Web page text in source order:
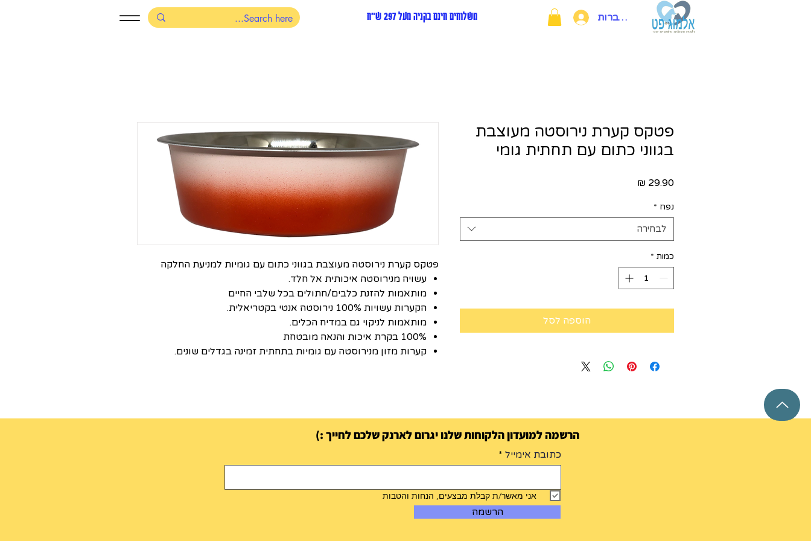
משלוחים חינם בקניה מעל 297 ש"ח להתחברות
פטקס קערת נירוסטה מעוצבת בגווני כתום עם גומיות למניעת החלקה
עשויה מנירוסטה איכותית אל חלד.
מותאמות להזנת כלבים/חתולים בכל שלבי החיים
הקערות עשויות 100% נירוסטה אנטי בקטריאלית.
מותאמות לניקוי גם במדיח הכלים.
100% בקרת איכות והנאה מובטחת
קערות מזון מנירוסטה עם גומיות בתחתית זמינה בגדלים שונים.
פטקס קערת נירוסטה מעוצבת
בגווני כתום עם תחתית גומי
נפח *
לבחירה
כמות *
הוספה לסל
הרשמה למועדון הלקוחות שלנו יגרום לארנק שלכם לחייך :)
כתובת אימייל
אני מאשר/ת קבלת מבצעים, הנחות והטבות
הרשמה